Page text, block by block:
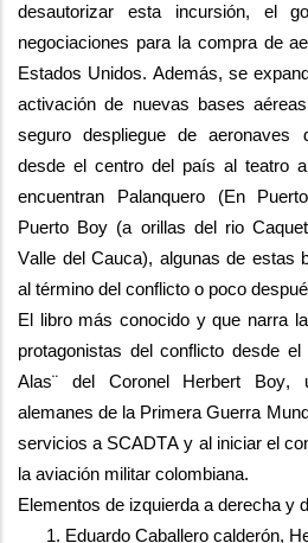
desautorizar esta incursión, el
negociaciones para la compra de
Estados Unidos. Además, se
activación de nuevas bases
seguro despliegue de aeronaves
desde el centro del país al teatro
encuentran Palanquero (En
Puerto Boy (a orillas del rio
Valle del Cauca), algunas de estas
al término del conflicto o poco
El libro más conocido y que narra
protagonistas del conflicto desde
Alas¨ del Coronel Herbert Boy,
alemanes de la Primera Guerra
servicios a SCADTA y al iniciar el
la aviación militar colombiana.
Elementos de izquierda a derecha y
Eduardo Caballero calderón,